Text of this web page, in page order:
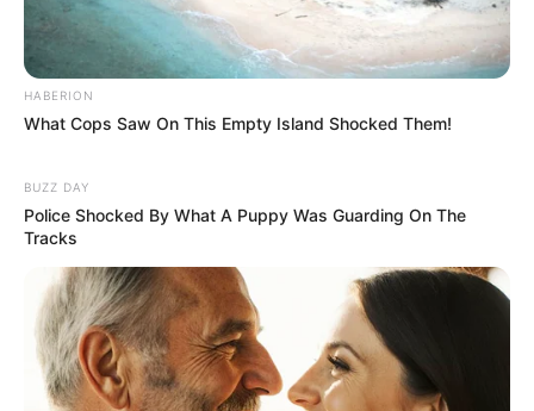
HABERION
What Cops Saw On This Empty Island Shocked Them!
BUZZ DAY
Police Shocked By What A Puppy Was Guarding On The
Tracks